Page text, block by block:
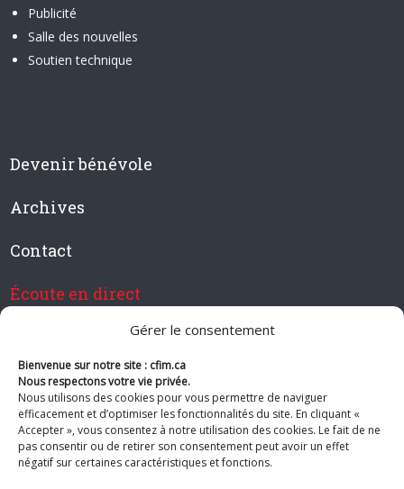
Gérer le consentement
Bienvenue sur notre site : cfim.ca
Nous respectons votre vie privée.
Nous utilisons des cookies pour vous permettre de naviguer
efficacement et d’optimiser les fonctionnalités du site. En cliquant «
Accepter », vous consentez à notre utilisation des cookies. Le fait de ne
pas consentir ou de retirer son consentement peut avoir un effet
négatif sur certaines caractéristiques et fonctions.
Publicité
Salle des nouvelles
Soutien technique
Devenir bénévole
Archives
Contact
Écoute en direct
Devenir membre de CFIM
Suivez-nous